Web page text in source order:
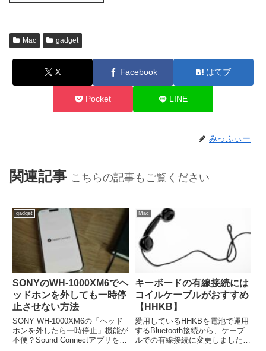
Mac gadget
X Facebook はてブ
Pocket LINE
みっふぃー
関連記事 こちらの記事もご覧ください
gadget
SONYのWH-1000XM6でヘ
ッドホンを外しても一時停
止させない方法
SONY WH-1000XM6の「ヘッド
ホンを外したら一時停止」機能が
不便？Sound Connectアプリを使
Mac
キーボードの有線接続には
コイルケーブルがおすすめ
【HHKB】
愛用しているHHKBを電池で運用
するBluetooth接続から、ケーブ
ルでの有線接続に変更しました。